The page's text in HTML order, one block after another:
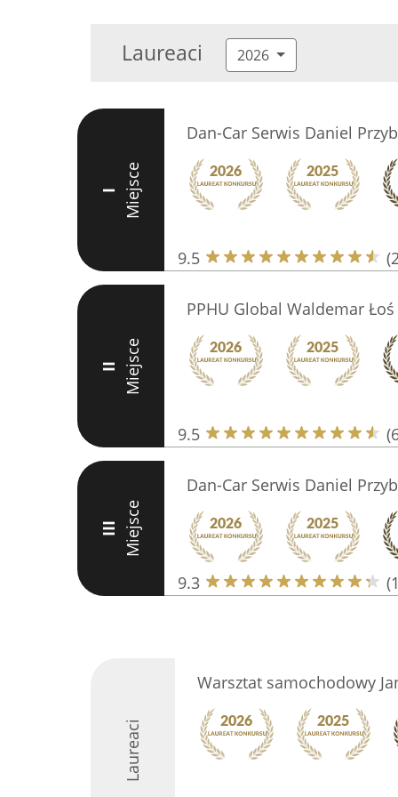
Laureaci 2026
I Miejsce
Dan-Car Serwis Daniel
9.5
II Miejsce
PPHU Global Waldemar Łoś
9.5
III Miejsce
Dan-Car Serwis Daniel
9.3
Laureaci
Warsztat samochodowy